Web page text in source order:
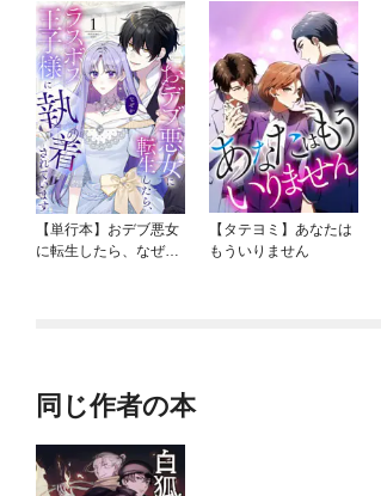
【単行本】おデブ悪女
に転生したら、なぜか
【タテヨミ】あなたは
もういりません
同じ作者の本